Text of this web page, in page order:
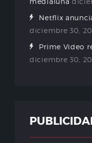
Netflix
diciembre 30,
Prime Video
diciembre 30,